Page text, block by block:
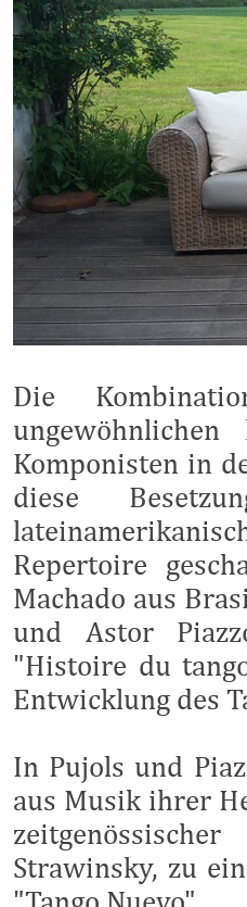
Die
Komponisten in
diese
Repertoire
Machado aus
und Astor
"Histoire du
Entwicklung des
In Pujols und
aus Musik ihrer
Strawinsky, zu